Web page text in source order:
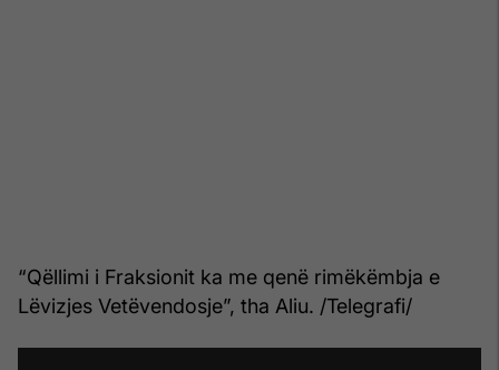
“Qëllimi i Fraksionit ka me qenë rimëkëmbja e
Lëvizjes Vetëvendosje”, tha Aliu. /Telegrafi/